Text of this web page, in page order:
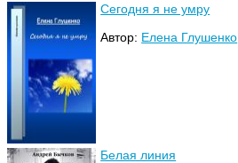
Сегодня я не умру
Автор: Елена Глушенко
Белая линия